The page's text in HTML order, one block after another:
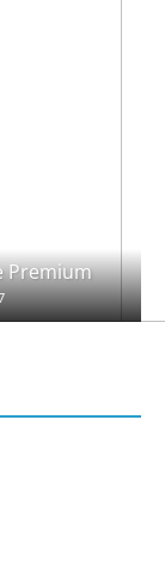
Premium